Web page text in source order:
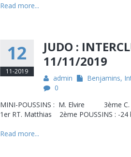
Read more...
12
11-2019
JUDO :
11/11/2019
admin Benjamins,
0
MINI-POUSSINS : M. Elvire 3ème
1er RT. Matthias 2ème POUSSINS
Read more...